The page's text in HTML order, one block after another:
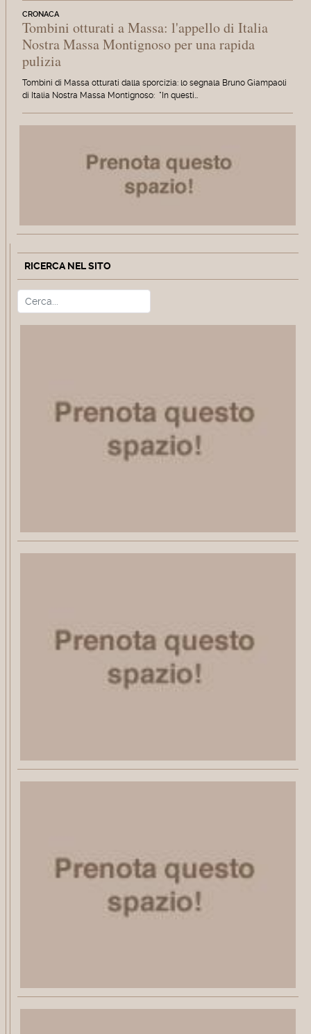
CRONACA
Tombini otturati a Massa: l'appello di Italia
Nostra Massa Montignoso per una rapida
pulizia
Tombini di Massa otturati dalla sporcizia: lo segnala Bruno Giampaoli
di Italia Nostra Massa Montignoso: "In questi…
RICERCA NEL SITO
Cerca Type 2 or more characters for